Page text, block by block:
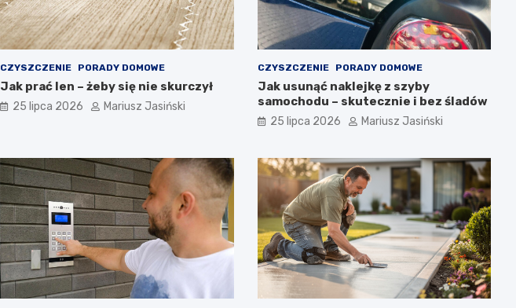
CZYSZCZENIE PORADY DOMOWE
Jak prać len – żeby się nie skurczył
25 lipca 2026 Mariusz Jasiński
CZYSZCZENIE PORADY DOMOWE
Jak usunąć naklejkę z szyby
samochodu – skutecznie i bez śladów
25 lipca 2026 Mariusz Jasiński